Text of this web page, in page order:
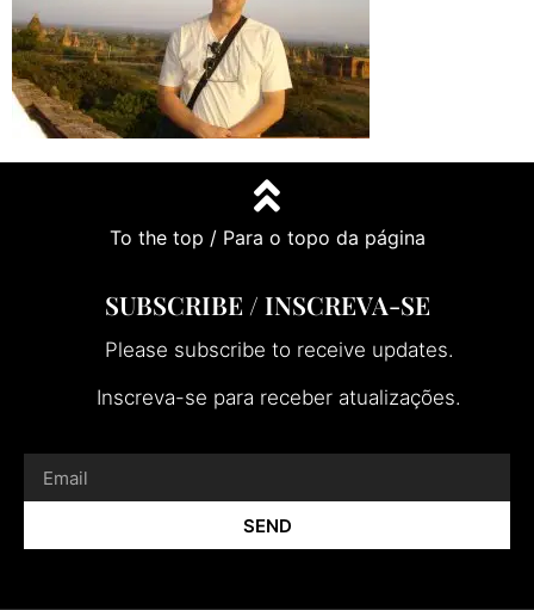
To the top / Para o topo da página
SUBSCRIBE / INSCREVA-SE
Please subscribe to receive updates.
Inscreva-se para receber atualizações.
SEND